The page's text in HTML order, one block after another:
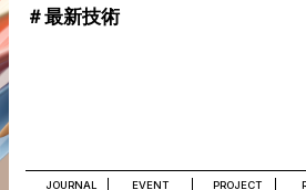
＃最新技術
JOURNAL EVENT PROJECT